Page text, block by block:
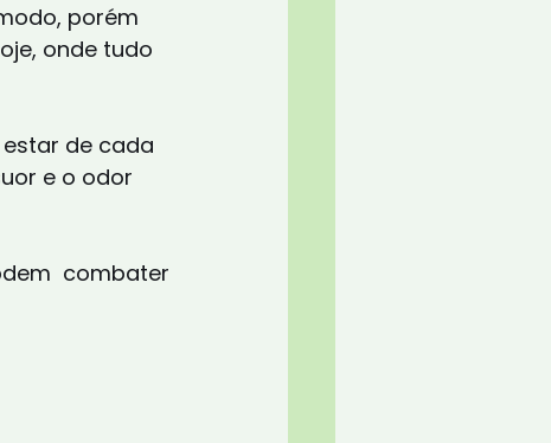
porém
onde tudo
de cada
e o odor
combater